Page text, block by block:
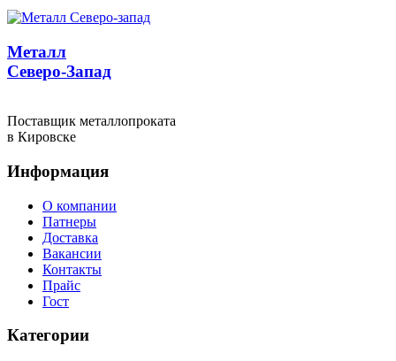
Металл
Северо-Запад
Поставщик металлопроката
в Кировске
Информация
О компании
Патнеры
Доставка
Вакансии
Контакты
Прайс
Гост
Категории